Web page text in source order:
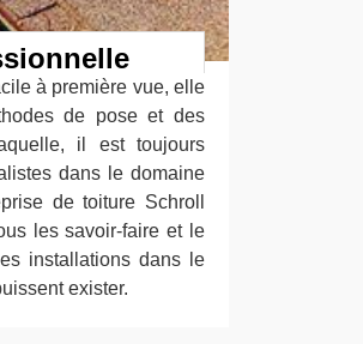
à première vue, elle
de pose et des
il est toujours
dans le domaine
de toiture Schroll
les savoir-faire et le
installations dans le
exister.